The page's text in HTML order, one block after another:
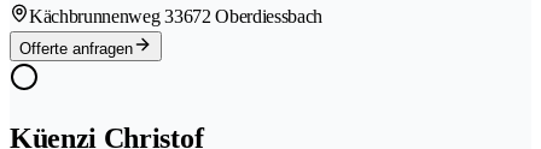
Kächbrunnenweg 33672 Oberdiessbach
Offerte anfragen
Küenzi Christof